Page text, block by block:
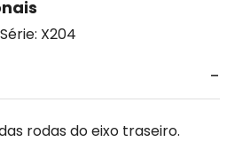
Série: X204
rodas do eixo traseiro.